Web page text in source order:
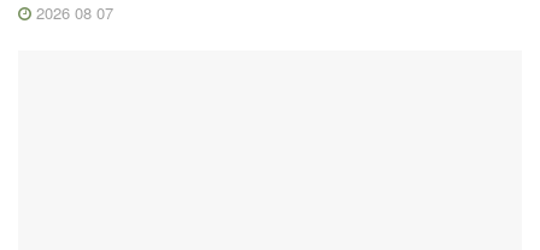
2026 08 07